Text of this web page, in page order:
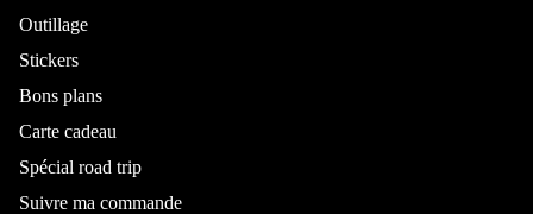
Outillage
Stickers
Bons plans
Carte cadeau
Spécial road trip
Suivre ma commande